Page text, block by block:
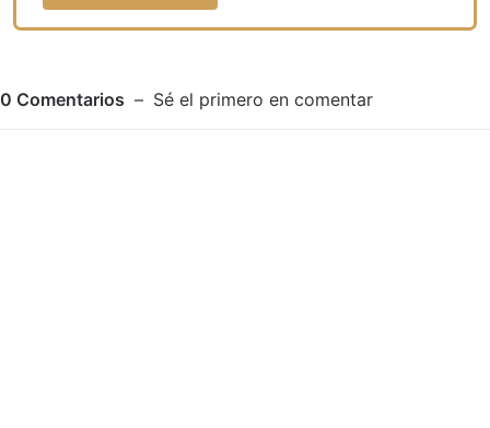
0 Comentarios Sé el primero en comentar